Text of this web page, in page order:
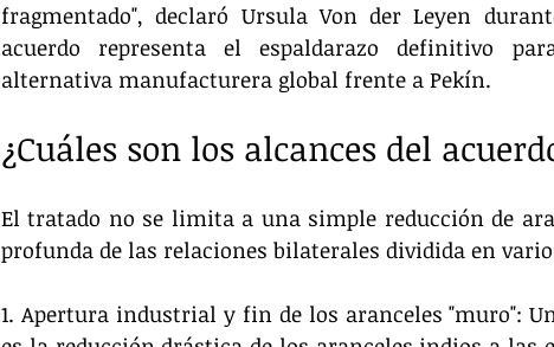
fragmentado", declaró Ursula Von der Leyen
acuerdo representa el espaldarazo definitivo
alternativa manufacturera global frente a Pekín.
¿Cuáles son los alcances del
El tratado no se limita a una simple reducción de
profunda de las relaciones bilaterales dividida en
1. Apertura industrial y fin de los aranceles "muro":